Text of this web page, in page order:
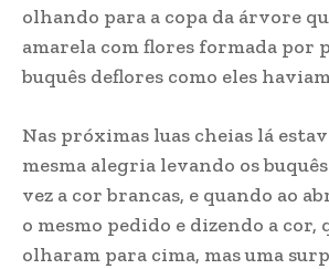
olhando para a copa da árvore
amarela com flores formada por
buquês deflores como eles
Nas próximas luas cheias lá
mesma alegria levando os
vez a cor brancas, e quando ao
o mesmo pedido e dizendo a cor,
olharam para cima, mas uma